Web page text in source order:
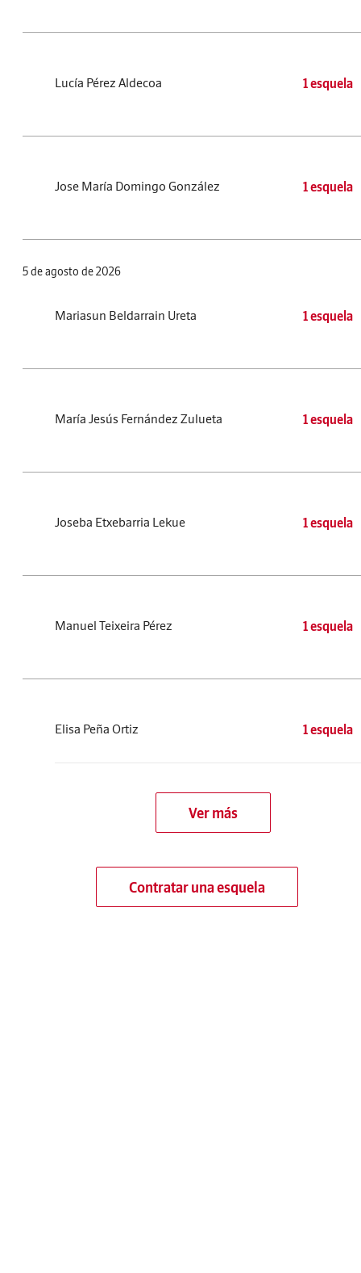
Lucía Pérez Aldecoa 1 esquela
Jose María Domingo González 1 esquela
5 de agosto de 2026
Mariasun Beldarrain Ureta 1 esquela
María Jesús Fernández Zulueta 1 esquela
Joseba Etxebarria Lekue 1 esquela
Manuel Teixeira Pérez 1 esquela
Elisa Peña Ortiz 1 esquela
Ver más
Contratar una esquela